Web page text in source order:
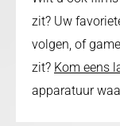
zit? Uw
volgen, of
zit? Kom eens
apparatuur